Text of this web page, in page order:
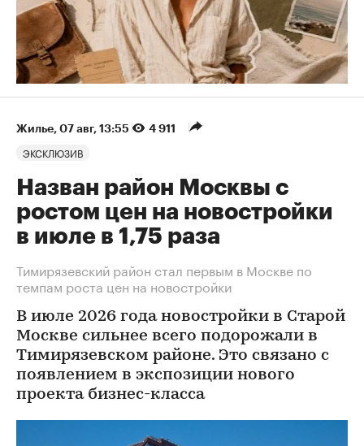
Жилье 07 авг, 13:55 4 911
ЭКСКЛЮЗИВ
Назван район Москвы с
ростом цен на новостройки
в июле в 1,75 раза
Тимирязевский район стал первым в Москве по
темпам роста цен на новостройки
В июле 2026 года новостройки в Старой
Москве сильнее всего подорожали в
Тимирязевском районе. Это связано с
появлением в экспозиции нового
проекта бизнес-класса